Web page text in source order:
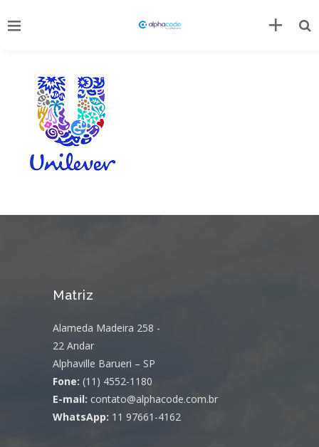
Matriz
Alameda Madeira 258 -
22 Andar
Alphaville Barueri – SP
Fone: (11) 4552-1180
E-mail: contato@alphacode.com.br
WhatsApp: 11 97661-4162